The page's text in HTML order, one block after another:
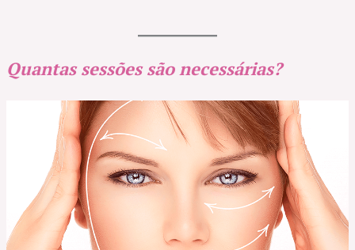
Quantas sessões são necessárias?